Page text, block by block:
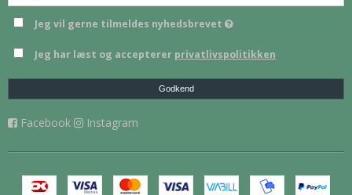
Jeg vil gerne tilmeldes nyhedsbrevet
Jeg har læst og accepterer privatlivspolitikken
Godkend
Facebook Instagram